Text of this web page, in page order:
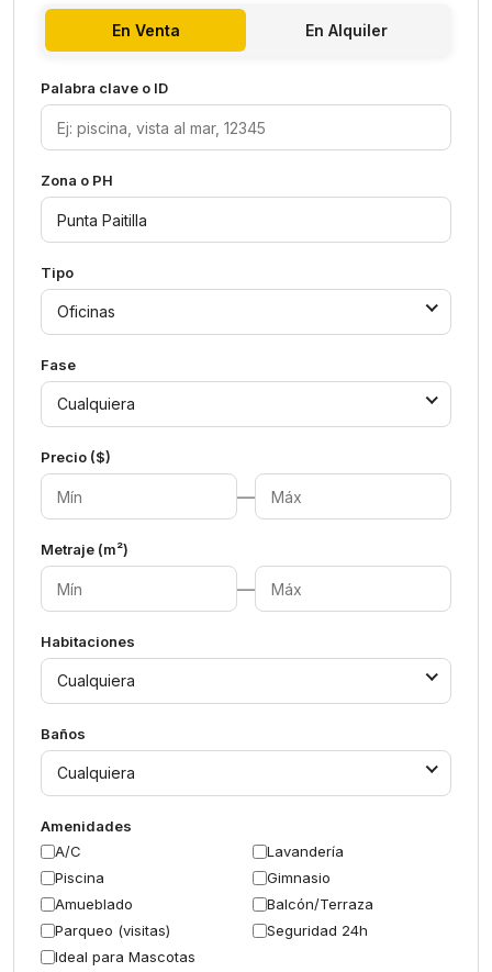
En Venta En Alquiler
Palabra clave o ID
Zona o PH
Tipo
Oficinas
Fase
Cualquiera
Precio ($)
—
Metraje (m²)
—
Habitaciones
Cualquiera
Baños
Cualquiera
Amenidades
A/C
Lavandería
Piscina
Gimnasio
Amueblado
Balcón/Terraza
Parqueo (visitas)
Seguridad 24h
Ideal para Mascotas